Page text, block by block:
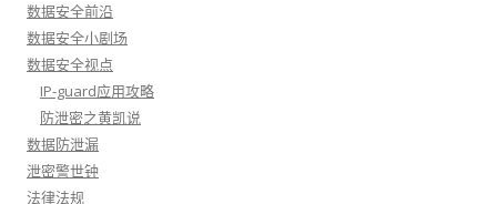
数据安全前沿
数据安全小剧场
数据安全视点
IP-guard应用攻略
防泄密之黄凯说
数据防泄漏
泄密警世钟
法律法规